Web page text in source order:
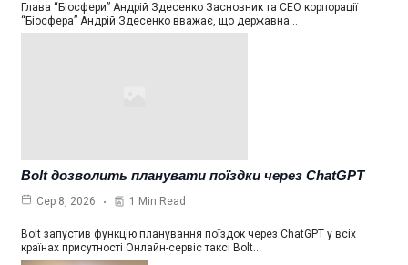
Глава “Біосфери” Андрій Здесенко Засновник та СЕО корпорації
“Біосфера” Андрій Здесенко вважає, що державна…
Bolt дозволить планувати поїздки через ChatGPT
Сер 8, 2026 1 Min Read
Bolt запустив функцію планування поїздок через ChatGPT у всіх
країнах присутності Онлайн-сервіс таксі Bolt…